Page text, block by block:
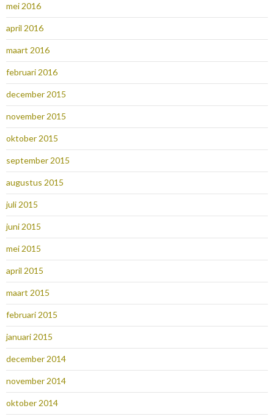
mei 2016
april 2016
maart 2016
februari 2016
december 2015
november 2015
oktober 2015
september 2015
augustus 2015
juli 2015
juni 2015
mei 2015
april 2015
maart 2015
februari 2015
januari 2015
december 2014
november 2014
oktober 2014